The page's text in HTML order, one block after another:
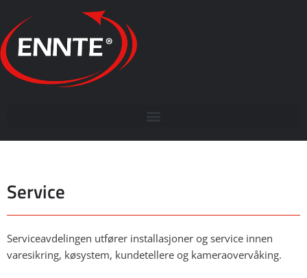
Service
Serviceavdelingen utfører installasjoner og service innen
varesikring, køsystem, kundetellere og kameraovervåking.